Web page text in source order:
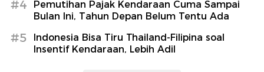
#4
Pemutihan Pajak Kendaraan Cuma Sampai
Bulan Ini, Tahun Depan Belum Tentu Ada
#5
Indonesia Bisa Tiru Thailand-Filipina soal
Insentif Kendaraan, Lebih Adil